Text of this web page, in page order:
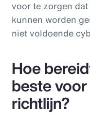
voor te zorgen
kunnen worden
niet voldoende
Hoe
beste
richtlijn?